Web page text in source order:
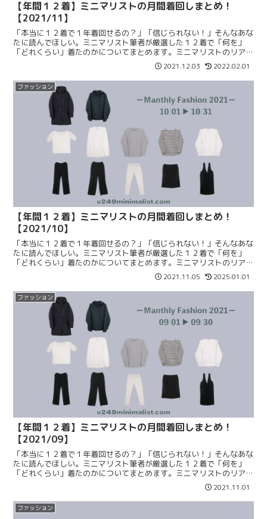
【年間１２着】ミニマリストの月間着回しまとめ！
【2021/11】
「本当に１２着で１年着回せるの？」「信じられない！」そんなあな
たに読んでほしい。ミニマリスト筆者が厳選した１２着で「何を」
「どれくらい」着たのかについてまとめます。ミニマリストのリアル
な着回しや本当に使えるアイテムを知りたい方はぜひご覧ください！
2021.12.03 2022.02.01
ファッション
【年間１２着】ミニマリストの月間着回しまとめ！
【2021/10】
「本当に１２着で１年着回せるの？」「信じられない！」そんなあな
たに読んでほしい。ミニマリスト筆者が厳選した１２着で「何を」
「どれくらい」着たのかについてまとめます。ミニマリストのリアル
な着回しや本当に使えるアイテムを知りたい方はぜひご覧ください！
2021.11.05 2025.01.01
ファッション
【年間１２着】ミニマリストの月間着回しまとめ！
【2021/09】
「本当に１２着で１年着回せるの？」「信じられない！」そんなあな
たに読んでほしい。ミニマリスト筆者が厳選した１２着で「何を」
「どれくらい」着たのかについてまとめます。ミニマリストのリアル
な着回しや本当に使えるアイテムを知りたい方はぜひご覧ください！
2021.11.01
ファッション